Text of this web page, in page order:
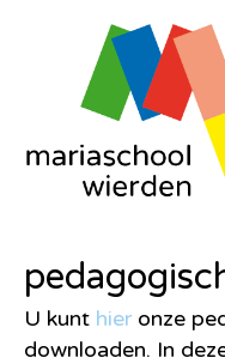
U kunt hier onze
downloaden. In